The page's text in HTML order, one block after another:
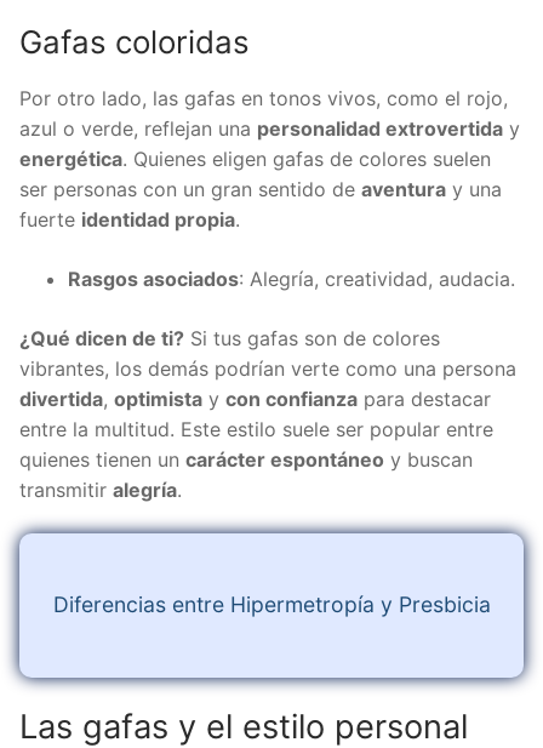
Gafas coloridas
Por otro lado, las gafas en tonos vivos, como el rojo,
azul o verde, reflejan una personalidad extrovertida y
energética. Quienes eligen gafas de colores suelen
ser personas con un gran sentido de aventura y una
fuerte identidad propia.
Rasgos asociados: Alegría, creatividad, audacia.
¿Qué dicen de ti? Si tus gafas son de colores
vibrantes, los demás podrían verte como una persona
divertida, optimista y con confianza para destacar
entre la multitud. Este estilo suele ser popular entre
quienes tienen un carácter espontáneo y buscan
transmitir alegría.
Diferencias entre Hipermetropía y Presbicia
Las gafas y el estilo personal